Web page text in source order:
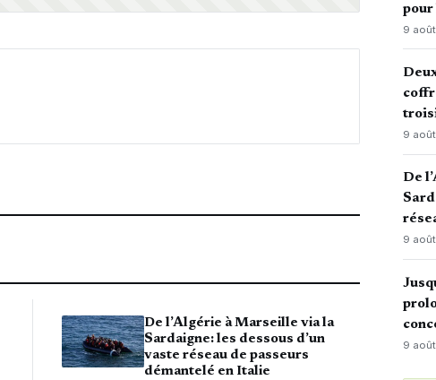
De l’Algérie à Marseille via la
Sardaigne: les dessous d’un
vaste réseau de passeurs
démantelé en Italie
pour
9
9
De
9
9